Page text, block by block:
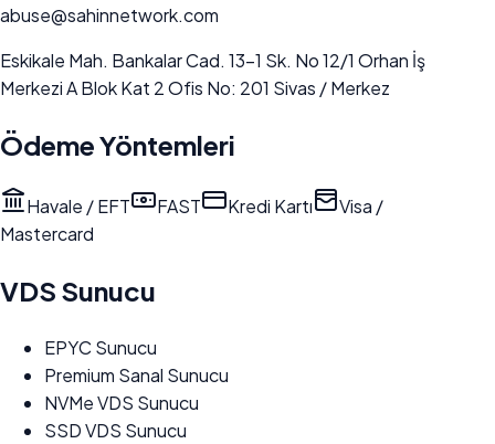
abuse@sahinnetwork.com
Eskikale Mah. Bankalar Cad. 13-1 Sk. No 12/1 Orhan İş
Merkezi A Blok Kat 2 Ofis No: 201 Sivas / Merkez
Ödeme Yöntemleri
Havale / EFT FAST Kredi Kartı
Visa /
Mastercard
VDS Sunucu
EPYC Sunucu
Premium Sanal Sunucu
NVMe VDS Sunucu
SSD VDS Sunucu